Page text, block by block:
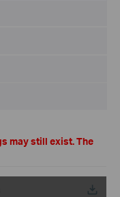
may still exist. The